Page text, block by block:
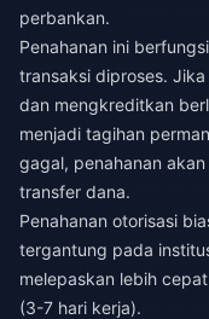
perbankan.
Penahanan ini
transaksi diproses.
dan mengkreditkan
menjadi tagihan
gagal, penahanan
transfer dana.
Penahanan otorisasi
tergantung pada
melepaskan lebih
(3-7 hari kerja).